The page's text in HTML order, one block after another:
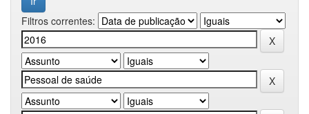
Filtros correntes: